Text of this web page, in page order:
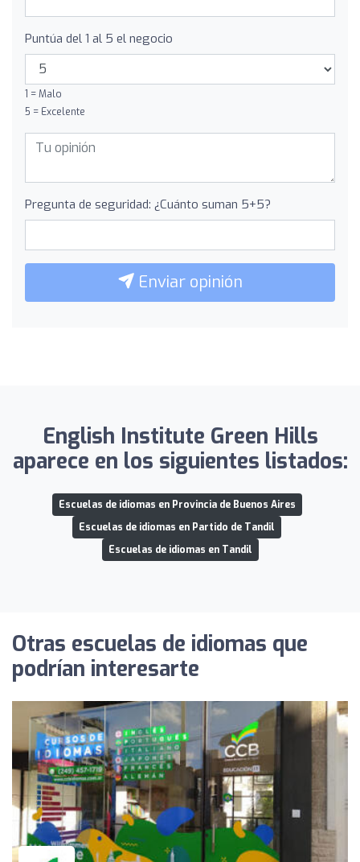
Puntúa del 1 al 5 el negocio
1 = Malo
5 = Excelente
Pregunta de seguridad: ¿Cuánto suman 5+5?
Enviar opinión
English Institute Green Hills
aparece en los siguientes listados:
Escuelas de idiomas en Provincia de Buenos Aires
Escuelas de idiomas en Partido de Tandil
Escuelas de idiomas en Tandil
Otras escuelas de idiomas que
podrían interesarte